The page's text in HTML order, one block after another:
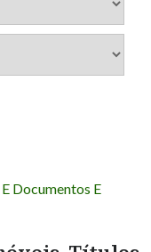
Documentos E